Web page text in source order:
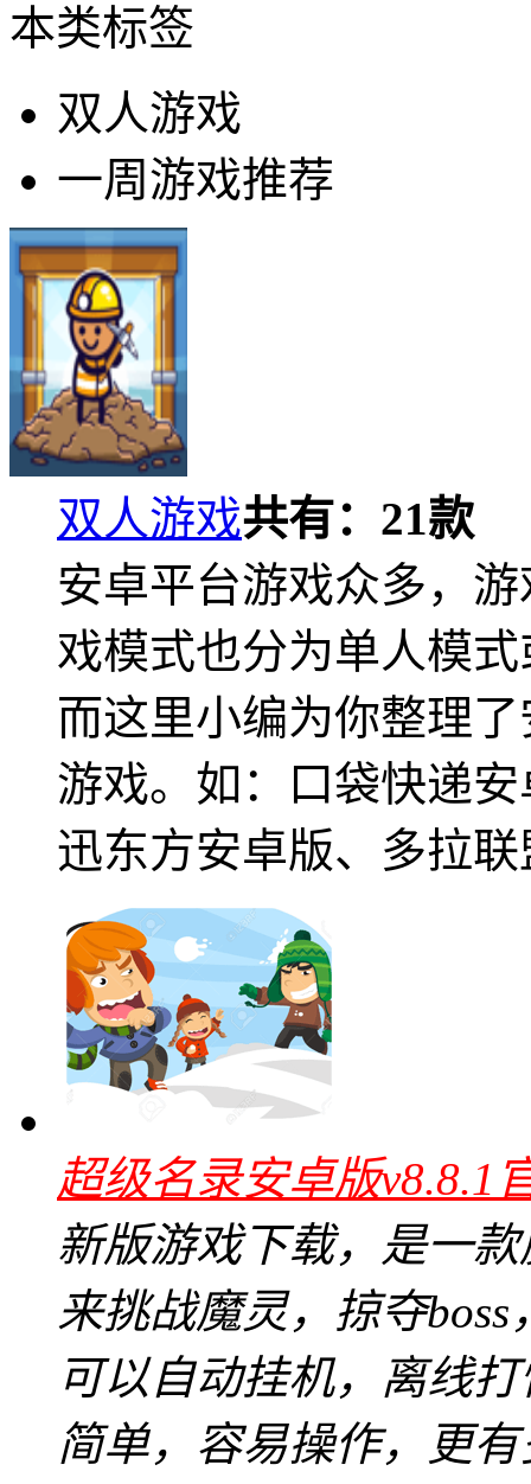
本类标签
双人游戏
一周游戏推荐
双人游戏共有： 21款
安卓平台游戏众多，
戏模式也分为单人模
而这里小编为你整理
游戏。如：口袋快递
迅东方安卓版、多拉联
超级名录安卓版v8.8.1
新版游戏下载，是一
来挑战魔灵，掠夺
可以自动挂机，离线
简单，容易操作，更